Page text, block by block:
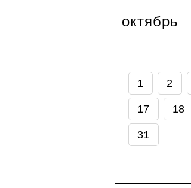
октябрь
1 2
17 18
31